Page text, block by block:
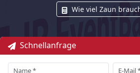
Wie viel Zaun
Schnellanfrage